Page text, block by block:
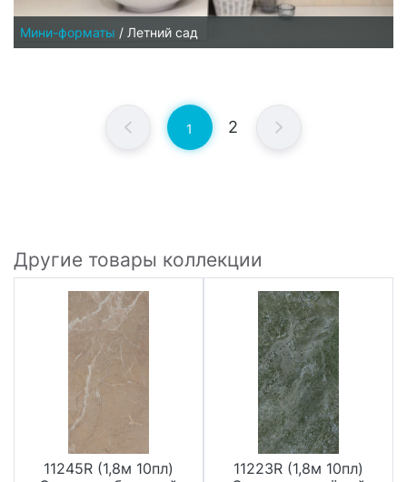
Мини-форматы / Летний сад
1 2
Другие товары коллекции
11245R (1,8м 10пл)
11223R (1,8м 10пл)